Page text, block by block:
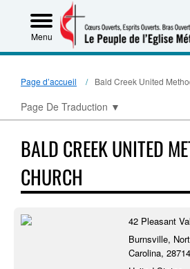
Menu
Page d’accueil Bald Creek United
Page De Traduction ▼
BALD CREEK UNITED
CHURCH
42 Pleasant
Burnsville,
Carolina, 28714